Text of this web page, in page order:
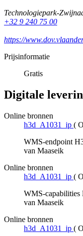
Technologiepark-
+32 9 240 75 00
https://
Prijsinformatie
Gratis
Digitale
Online bronnen
h3d_A1031_ip (
WMS-endpoint
van Maaseik
Online bronnen
h3d_A1031_ip (
WMS-capabilities
van Maaseik
Online bronnen
h3d_A1031_ip (